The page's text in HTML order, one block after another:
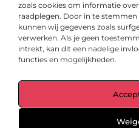
zoals cookies om informatie
raadplegen. Door in te
kunnen wij gegevens zoals
verwerken. Als je geen
intrekt, kan dit een nadelige
functies en mogelijkheden.
Ontdek blogs en artikelen over